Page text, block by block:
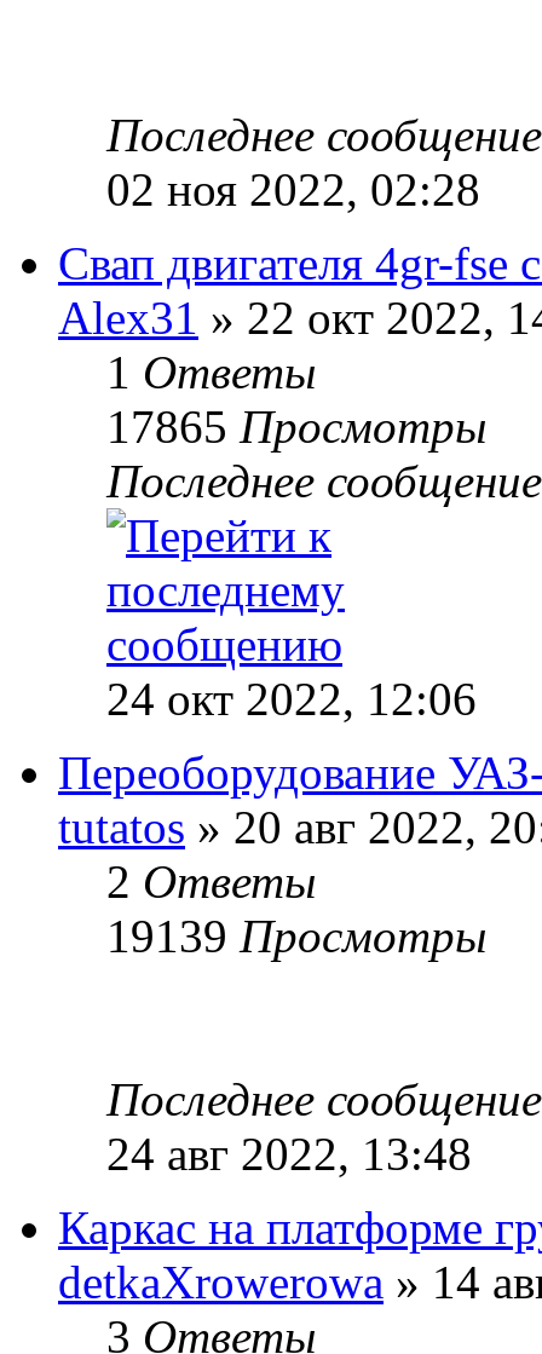
Последнее
02 ноя 2022, 02:28
Свап двигателя 4gr-fse
Alex31 » 22 окт 2022,
1 Ответы
17865 Просмотры
Последнее
24 окт 2022, 12:06
Переоборудование
tutatos » 20 авг 2022,
2 Ответы
19139 Просмотры
Последнее
24 авг 2022, 13:48
Каркас на платформе
detkaXrowerowa » 14
3 Ответы